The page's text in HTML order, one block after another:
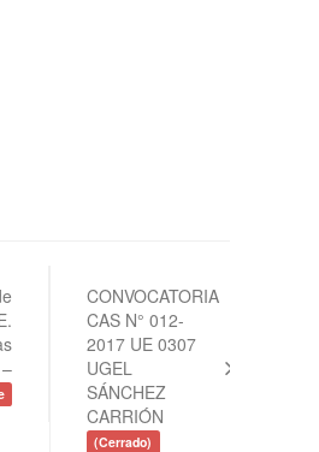
CONVOCATORIA
CAS N° 012-
2017 UE 0307
UGEL
SÁNCHEZ
CARRIÓN
(Cerrado)